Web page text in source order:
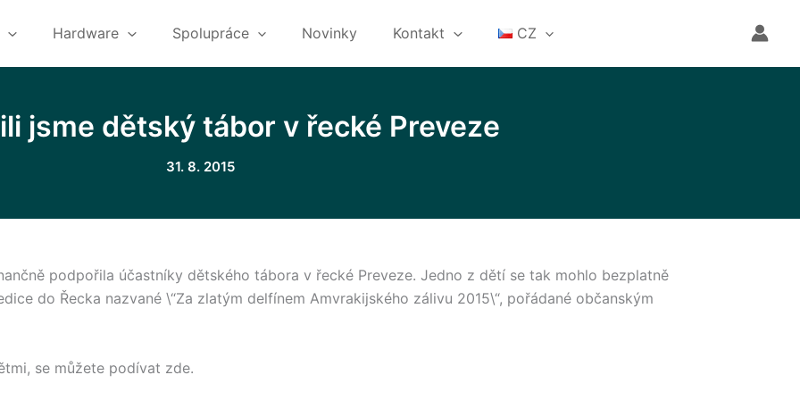
Hardware Spolupráce Novinky Kontakt CZ
jsme dětský tábor v řecké Preveze
31. 8. 2015
podpořila účastníky dětského tábora v řecké Preveze. Jedno z dětí se tak mohlo bezplatně
do Řecka nazvané \“Za zlatým delfínem Amvrakijského zálivu 2015\“, pořádané občanským
se můžete podívat zde.